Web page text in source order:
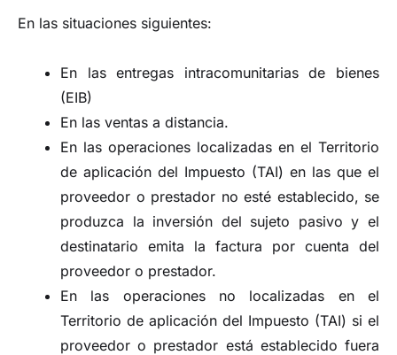
En las situaciones siguientes:
En las entregas intracomunitarias de bienes
(EIB)
En las ventas a distancia.
En las operaciones localizadas en el Territorio
de aplicación del Impuesto (TAI) en las que el
proveedor o prestador no esté establecido, se
produzca la inversión del sujeto pasivo y el
destinatario emita la factura por cuenta del
proveedor o prestador.
En las operaciones no localizadas en el
Territorio de aplicación del Impuesto (TAI) si el
proveedor o prestador está establecido fuera